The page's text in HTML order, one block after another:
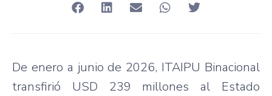
De enero a junio de 2026, ITAIPU Binacional
transfirió USD 239 millones al Estado